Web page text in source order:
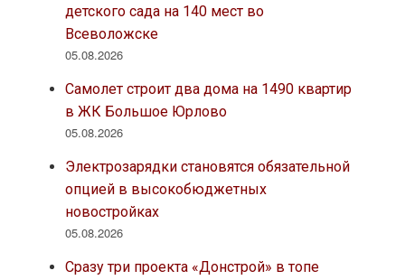
детского сада на 140 мест во
Всеволожске
05.08.2026
Самолет строит два дома на 1490 квартир
в ЖК Большое Юрлово
05.08.2026
Электрозарядки становятся обязательной
опцией в высокобюджетных
новостройках
05.08.2026
Сразу три проекта «Донстрой» в топе